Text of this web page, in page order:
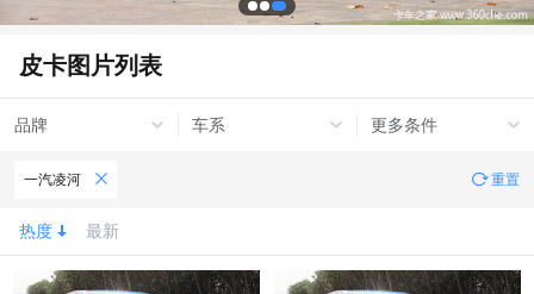
皮卡图片列表
品牌 车系 更多条件
一汽凌河 重置
热度 最新